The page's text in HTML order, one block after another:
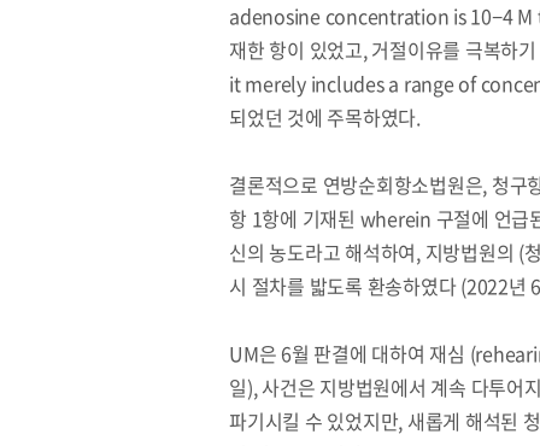
adenosine concentration is 10−4 M
재한 항이 있었고, 거절이유를 극복
it merely includes a range of
되었던 것에 주목하였다.
결론적으로 연방순회항소법원은, 청구
항 1항에 기재된 wherein 구절에 언
신의 농도라고 해석하여, 지방법원의 (
시 절차를 밟도록 환송하였다 (2022년
UM은 6월 판결에 대하여 재심
일), 사건은 지방법원에서 계속 다투어
파기시킬 수 있었지만, 새롭게 해석된